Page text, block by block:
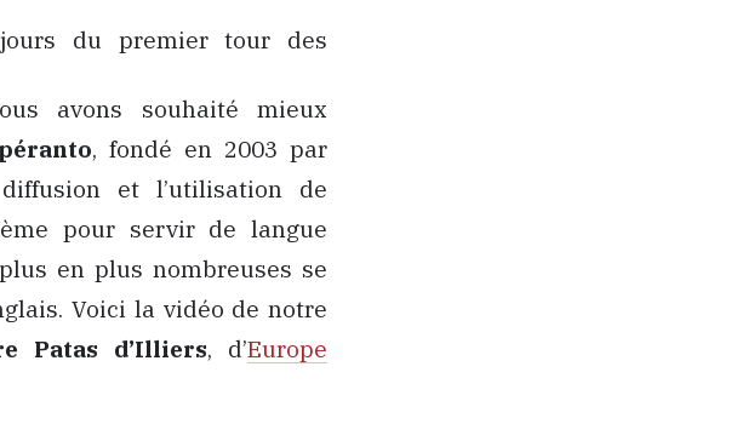
du premier tour des
avons souhaité mieux
, fondé en 2003 par
et l’utilisation de
pour servir de langue
en plus nombreuses se
Voici la vidéo de notre
Patas d’Illiers, d’Europe